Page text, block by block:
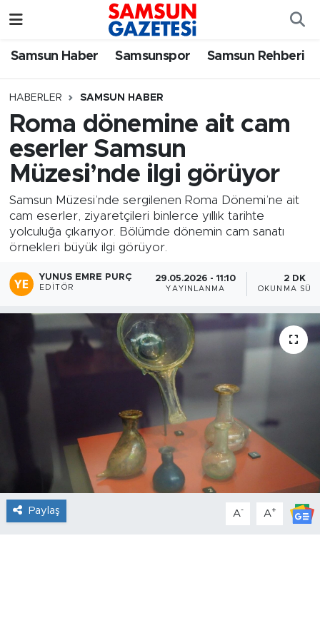
Samsun Haber Samsunspor Samsun Rehberi
HABERLER SAMSUN HABER
Roma dönemine ait cam
eserler Samsun
Müzesi’nde ilgi görüyor
Samsun Müzesi’nde sergilenen Roma Dönemi’ne ait
cam eserler, ziyaretçileri binlerce yıllık tarihte
yolculuğa çıkarıyor. Bölümde dönemin cam sanatı
örnekleri büyük ilgi görüyor.
YUNUS EMRE PURÇ
EDITÖR
29.05.2026 - 11:10
YAYINLANMA
2 DK
OKUNMA
Paylaş A- A+
Samsun Haber
Samsun Rehberi
Resmi İlanlar
Samsun Nöbetçi Eczaneler
SAMSUN Namaz Vakitleri
Samsun Trafik Yoğunluk Haritası
Süper Lig Puan Durumu ve Fikstür
Tüm Manşetler
Son Dakika Haberleri